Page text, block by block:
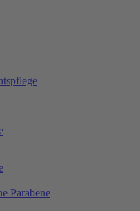
Parabene